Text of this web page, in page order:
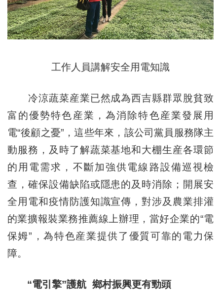
工作人員講解安全用電知識
冷涼蔬菜産業已然成為西吉縣群眾脫貧致
富的優勢特色産業，為消除特色産業發展用
電“後顧之憂”，這些年來，該公司黨員服務隊主
動服務，及時了解蔬菜基地和大棚生産各環節
的用電需求，不斷加強供電線路設備巡視檢
查，確保設備缺陷或隱患的及時消除；開展安
全用電和疫情防護知識宣傳，對涉及農業排灌
的業擴報裝業務推薦線上辦理，當好企業的“電
保姆”，為特色産業提供了優質可靠的電力保
障。
“電引擎”護航 鄉村振興更有勁頭